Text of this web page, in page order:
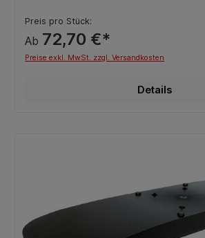
Preis pro Stück:
Ab 72,70 €*
Preise exkl. MwSt. zzgl. Versandkosten
Details